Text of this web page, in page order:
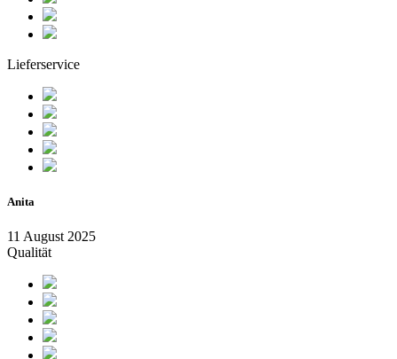
Lieferservice
Anita
11 August 2025
Qualität